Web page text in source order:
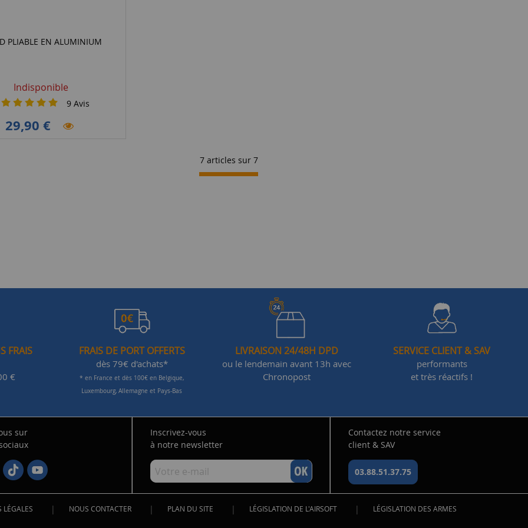
PLIABLE EN ALUMINIUM
Indisponible
9 Avis
29,90 €
7 articles sur 7
FRAIS
€
FRAIS DE PORT OFFERTS
dès 79€ d'achats*
* en France et dès 100€ en Belgique,
Luxembourg, Allemagne et Pays-Bas
LIVRAISON 24/48H DPD
ou le lendemain avant 13h avec
Chronopost
SERVICE CLIENT & SAV
performants
et très réactifs !
sur
Inscrivez-vous
à notre newsletter
Contactez notre service
client & SAV
03.88.51.37.75
LÉGALES | NOUS CONTACTER | PLAN DU SITE | LÉGISLATION DE L'AIRSOFT | LÉGISLATION DES ARMES